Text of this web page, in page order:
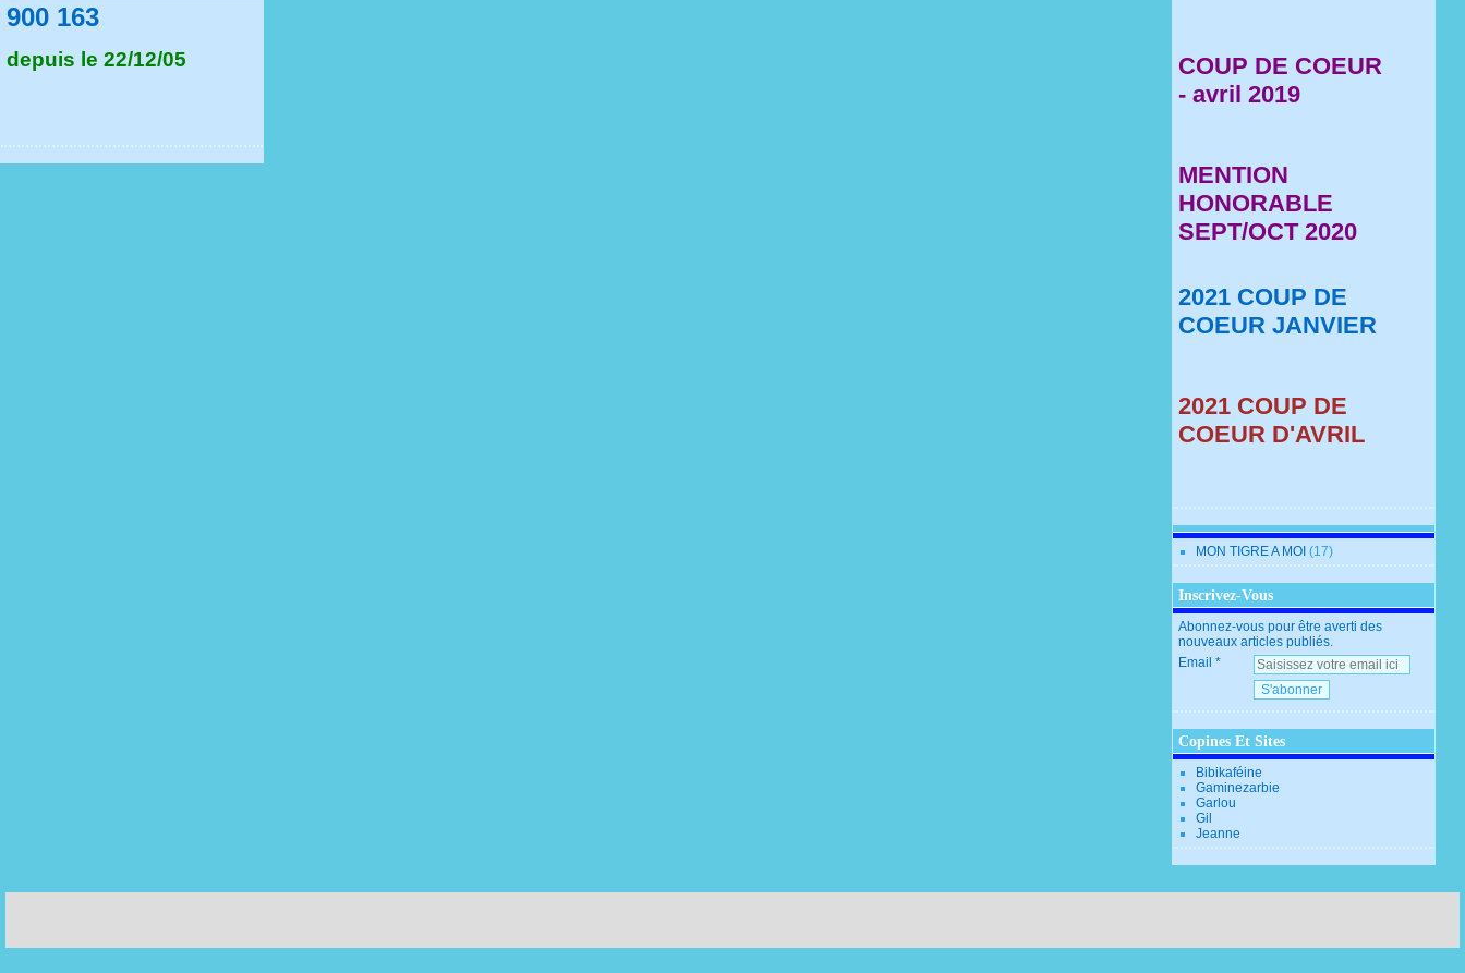
900 163
depuis le 22/12/05
COUP DE COEUR
- avril 2019
MENTION
HONORABLE
SEPT/OCT 2020
2021 COUP DE
COEUR JANVIER
2021 COUP DE
COEUR D'AVRIL
MON TIGRE A MOI (17)
Inscrivez-Vous
Abonnez-vous pour être averti des
nouveaux articles publiés.
Email
Copines Et Sites
Bibikaféine
Gaminezarbie
Garlou
Gil
Jeanne